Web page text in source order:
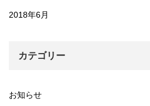
2018年6月
カテゴリー
お知らせ